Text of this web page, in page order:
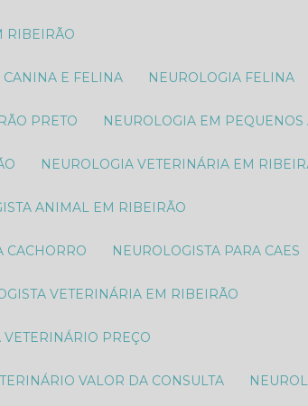
RIBEIRÃO
CANINA E FELINA NEUROLOGIA FELINA
PRETO NEUROLOGIA EM
NEUROLOGIA VETERINÁRIA EM
ANIMAL​ EM RIBEIRÃO
CACHORRO NEUROLOGISTA PARA CAES
VETERINÁRIA EM RIBEIRÃO
VETERINÁRIO PREÇO
VALOR DA CONSULTA